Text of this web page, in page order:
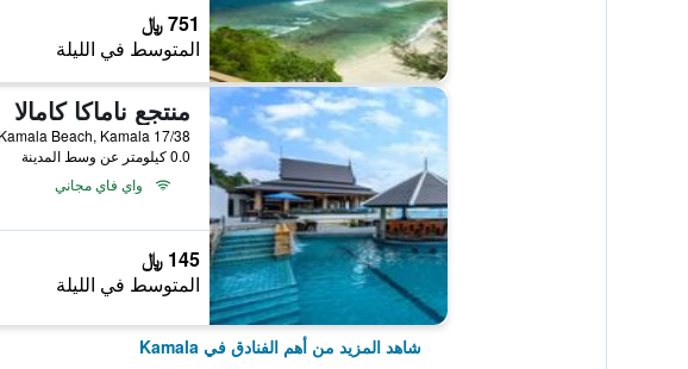
751 ﷼
المتوسط في الليلة
منتجع ناماكا كامالا
17/38 Moo 6, Kamala Beach, Kamala, تايلاند
0.0 كيلومتر عن وسط المدينة
واي فاي مجاني
145 ﷼
المتوسط في الليلة
شاهد المزيد من أهم الفنادق في Kamala